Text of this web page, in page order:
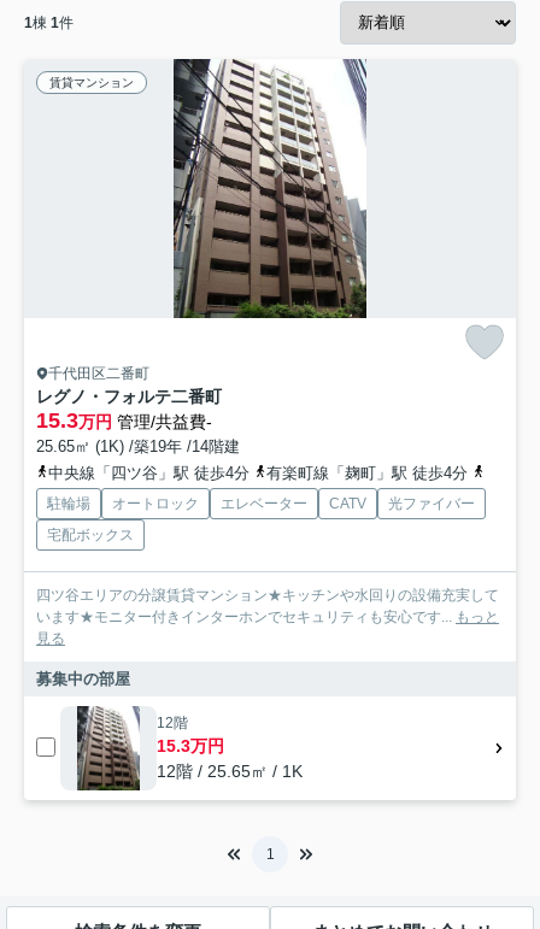
1棟 1件
賃貸マンション
千代田区二番町
レグノ・フォルテ二番町
15.3万円 管理/共益費-
25.65㎡ (1K) /築19年 /14階建
中央線「四ツ谷」駅 徒歩4分
有楽町線「麹町」駅 徒歩4分
駐輪場 オートロック エレベーター CATV
光ファイバー
宅配ボックス
四ツ谷エリアの分譲賃貸マンション★キッチンや水回りの設備充実して
います★モニター付きインターホンでセキュリティも安心です...
もっと
見る
募集中の部屋
12階
15.3万円
12階 / 25.65㎡ / 1K
1